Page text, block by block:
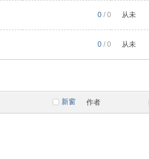
0 / 0 从未
0 / 0 从未
新窗 作者